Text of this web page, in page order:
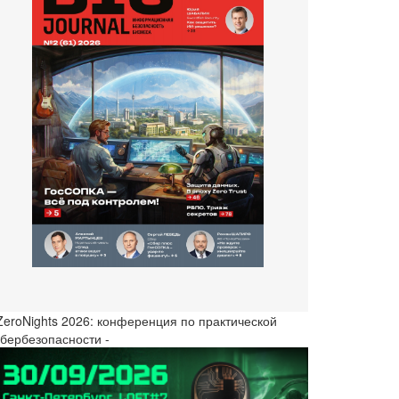
2026: конференция по практической
-